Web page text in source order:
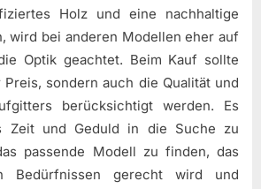
Holz und eine nachhaltige
wird bei anderen Modellen eher auf
Optik geachtet. Beim Kauf sollte
sondern auch die Qualität und
berücksichtigt werden. Es
Zeit und Geduld in die Suche zu
passende Modell zu finden, das
Bedürfnissen gerecht wird und